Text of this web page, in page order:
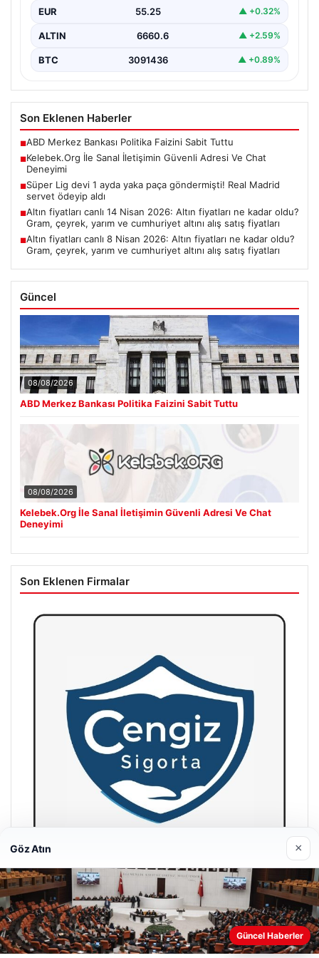
EUR 55.25 ▲ +0.32%
ALTIN 6660.6 ▲ +2.59%
BTC 3091436 ▲ +0.89%
Son Eklenen Haberler
■ABD Merkez Bankası Politika Faizini Sabit Tuttu
■Kelebek.Org İle Sanal İletişimin Güvenli Adresi Ve Chat
Deneyimi
■Süper Lig devi 1 ayda yaka paça göndermişti! Real Madrid
servet ödeyip aldı
■Altın fiyatları canlı 14 Nisan 2026: Altın fiyatları ne kadar oldu?
Gram, çeyrek, yarım ve cumhuriyet altını alış satış fiyatları
■Altın fiyatları canlı 8 Nisan 2026: Altın fiyatları ne kadar oldu?
Gram, çeyrek, yarım ve cumhuriyet altını alış satış fiyatları
Güncel
08/08/2026
ABD Merkez Bankası Politika Faizini Sabit Tuttu
08/08/2026
Kelebek.Org İle Sanal İletişimin Güvenli Adresi Ve Chat
Deneyimi
Son Eklenen Firmalar
Hastaş Beton
26/05/2026
Web sitemizi nasıl kullandığınızı daha iyi anlayabilmek,
deneyiminizi kişiselleştirmek ve geliştirmek amacıyla çerezler
Göz Atın ×
Güncel Haberler